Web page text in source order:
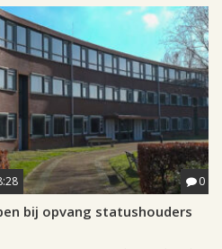
0
bij opvang statushouders